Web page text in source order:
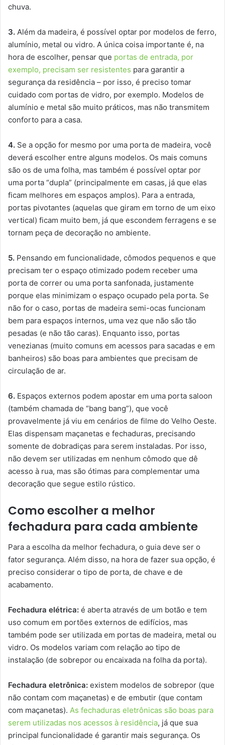
chuva.
3. Além da madeira, é possível optar por modelos de ferro,
alumínio, metal ou vidro. A única coisa importante é, na
hora de escolher, pensar que portas de entrada, por
exemplo, precisam ser resistentes para garantir a
segurança da residência – por isso, é preciso tomar
cuidado com portas de vidro, por exemplo. Modelos de
alumínio e metal são muito práticos, mas não transmitem
conforto para a casa.
4. Se a opção for mesmo por uma porta de madeira, você
deverá escolher entre alguns modelos. Os mais comuns
são os de uma folha, mas também é possível optar por
uma porta “dupla” (principalmente em casas, já que elas
ficam melhores em espaços amplos). Para a entrada,
portas pivotantes (aquelas que giram em torno de um eixo
vertical) ficam muito bem, já que escondem ferragens e se
tornam peça de decoração no ambiente.
5. Pensando em funcionalidade, cômodos pequenos e que
precisam ter o espaço otimizado podem receber uma
porta de correr ou uma porta sanfonada, justamente
porque elas minimizam o espaço ocupado pela porta. Se
não for o caso, portas de madeira semi-ocas funcionam
bem para espaços internos, uma vez que não são tão
pesadas (e não tão caras). Enquanto isso, portas
venezianas (muito comuns em acessos para sacadas e em
banheiros) são boas para ambientes que precisam de
circulação de ar.
6. Espaços externos podem apostar em uma porta saloon
(também chamada de “bang bang”), que você
provavelmente já viu em cenários de filme do Velho Oeste.
Elas dispensam maçanetas e fechaduras, precisando
somente de dobradiças para serem instaladas. Por isso,
não devem ser utilizadas em nenhum cômodo que dê
acesso à rua, mas são ótimas para complementar uma
decoração que segue estilo rústico.
Como escolher a melhor
fechadura para cada ambiente
Para a escolha da melhor fechadura, o guia deve ser o
fator segurança. Além disso, na hora de fazer sua opção, é
preciso considerar o tipo de porta, de chave e de
acabamento.
Fechadura elétrica: é aberta através de um botão e tem
uso comum em portões externos de edifícios, mas
também pode ser utilizada em portas de madeira, metal ou
vidro. Os modelos variam com relação ao tipo de
instalação (de sobrepor ou encaixada na folha da porta).
Fechadura eletrônica: existem modelos de sobrepor (que
não contam com maçanetas) e de embutir (que contam
com maçanetas). As fechaduras eletrônicas são boas para
serem utilizadas nos acessos à residência, já que sua
principal funcionalidade é garantir mais segurança. Os